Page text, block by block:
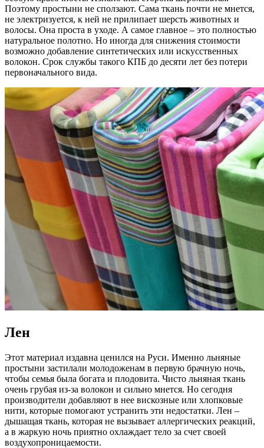
Поэтому простыни не сползают. Сама ткань почти не мнется,
не электризуется, к ней не прилипает шерсть животных и
волосы. Она проста в уходе. А самое главное – это полностью
натуральное полотно. Но иногда для снижения стоимости
возможно добавление синтетических или искусственных
волокон. Срок службы такого КПБ до десяти лет без потери
первоначального вида.
Лен
Этот материал издавна ценился на Руси. Именно льняные
простыни застилали молодоженам в первую брачную ночь,
чтобы семья была богата и плодовита. Чисто льняная ткань
очень грубая из-за волокон и сильно мнется. Но сегодня
производители добавляют в нее вискозные или хлопковые
нити, которые помогают устранить эти недостатки. Лен –
дышащая ткань, которая не вызывает аллергических реакций,
а в жаркую ночь приятно охлаждает тело за счет своей
воздухопроницаемости.